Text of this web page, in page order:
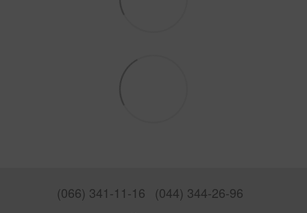
(066) 341-11-16 (044) 344-26-96